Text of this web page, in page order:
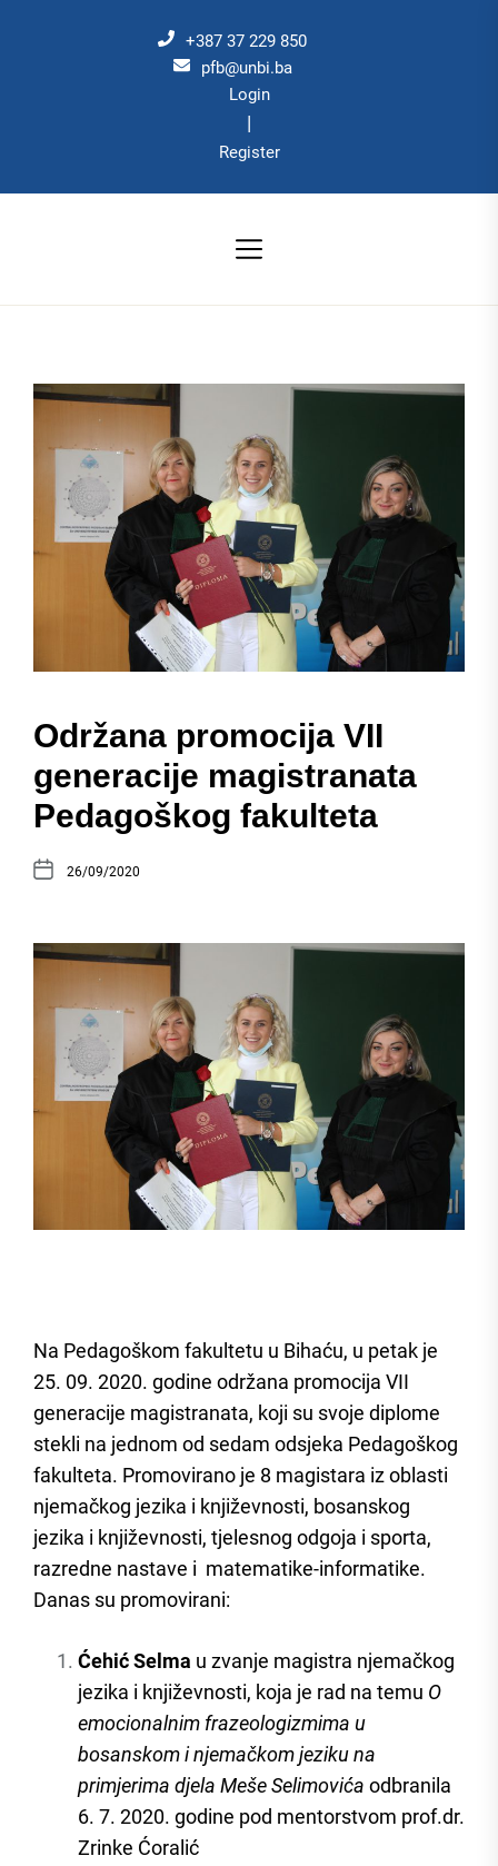
+387 37 229 850
pfb@unbi.ba
Login
|
Register
Održana promocija VII
generacije magistranata
Pedagoškog fakulteta
26/09/2020
Na Pedagoškom fakultetu u Bihaću, u petak je
25. 09. 2020. godine održana promocija VII
generacije magistranata, koji su svoje diplome
stekli na jednom od sedam odsjeka Pedagoškog
fakulteta. Promovirano je 8 magistara iz oblasti
njemačkog jezika i književnosti, bosanskog
jezika i književnosti, tjelesnog odgoja i sporta,
razredne nastave i matematike-informatike.
Danas su promovirani:
Ćehić Selma u zvanje magistra njemačkog
jezika i književnosti, koja je rad na temu O
emocionalnim frazeologizmima u
bosanskom i njemačkom jeziku na
primjerima djela Meše Selimovića odbranila
6. 7. 2020. godine pod mentorstvom prof.dr.
Zrinke Ćoralić